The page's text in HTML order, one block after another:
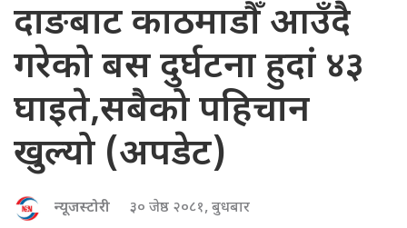
दाङबाट काठमाडौँ आउँदै
गरेको बस दुर्घटना हुदां ४३
घाइते,सबैको पहिचान
खुल्यो (अपडेट)
न्यूजस्टोरी ३० जेष्ठ २०८१, बुधबार